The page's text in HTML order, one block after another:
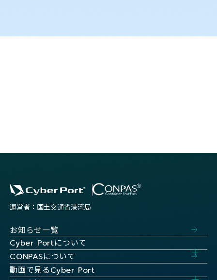
運営者：国土交通省港湾局
お知らせ一覧
Cyber Portについて
CONPASについて
動画で見るCyber Port